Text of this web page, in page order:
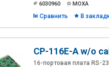
6030960 MOXA
Сравнить В
CP-116E-A w/o
16-портовая плата RS-